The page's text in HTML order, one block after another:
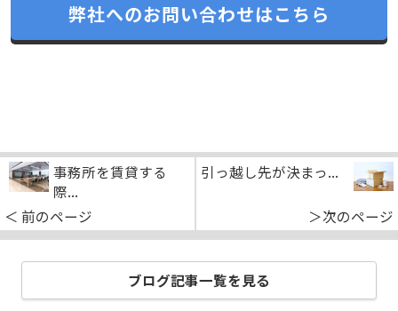
弊社へのお問い合わせはこちら
事務所を賃貸する
際...
＜ 前のページ
引っ越し先が決まっ...
＞次のページ
ブログ記事一覧を見る